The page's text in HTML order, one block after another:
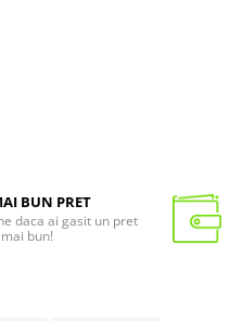
BUN PRET
daca ai gasit un pret
mai bun!